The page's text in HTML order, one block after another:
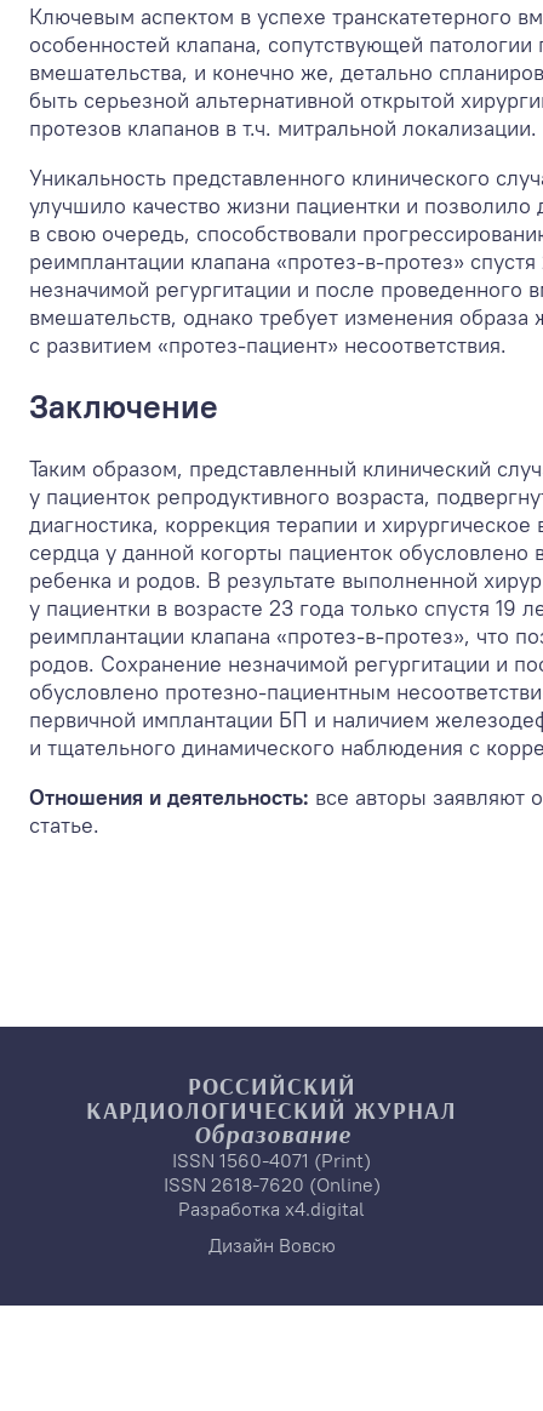
Ключевым аспектом в успехе транскатетерного
особенностей клапана, сопутствующей
вмешательства, и конечно же, детально
быть серьезной альтернативной открытой
протезов клапанов в т.ч. митральной локализации.
Уникальность представленного клинического
улучшило качество жизни пациентки и
в свою очередь, способствовали
реимплантации клапана «протез-в-протез»
незначимой регургитации и после проведенного
вмешательств, однако требует изменения
с развитием «протез-пациент» несоответствия.
Заключение
Таким образом, представленный клинический
у пациенток репродуктивного возраста,
диагностика, коррекция терапии и
сердца у данной когорты пациенток
ребенка и родов. В результате выполненной
у пациентки в возрасте 23 года только спустя
реимплантации клапана «протез-в-протез», что
родов. Сохранение незначимой регургитации и
обусловлено протезно-пациентным
первичной имплантации БП и наличием
и тщательного динамического наблюдения с
Отношения и деятельность: все авторы заявляют
статье.
РОССИЙСКИЙ
КАРДИОЛОГИЧЕСКИЙ ЖУРНАЛ
Образование
ISSN 1560-4071 (Print)
ISSN 2618-7620 (Online)
Разработка x4.digital
Дизайн Вовсю